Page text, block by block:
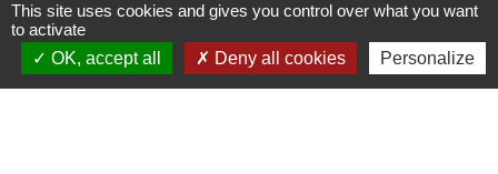
Liens
Communauté de Commune de Haute Tarentaise
Service Public
This site uses cookies and gives you control over what you want
to activate
OK, accept all
Deny all cookies Personalize